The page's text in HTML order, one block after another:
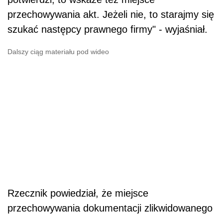
przechowywania akt. Jeżeli nie, to starajmy się
szukać następcy prawnego firmy" - wyjaśniał.
Dalszy ciąg materiału pod wideo
Rzecznik powiedział, że miejsce
przechowywania dokumentacji zlikwidowanego